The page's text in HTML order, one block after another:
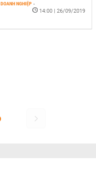
DOANH NGHIỆP -
14:00 | 26/09/2019